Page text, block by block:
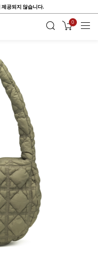
공되지 않습니다.
0